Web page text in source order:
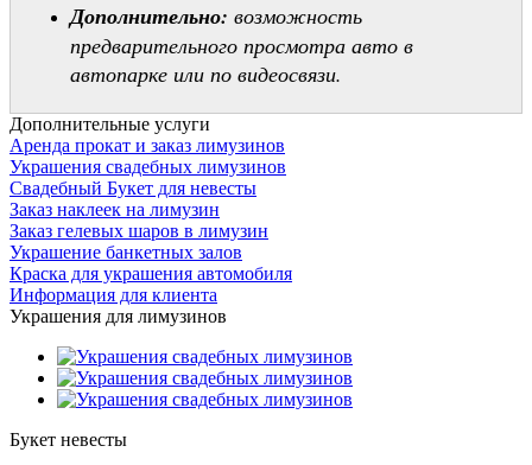
Дополнительно: возможность
предварительного просмотра авто в
автопарке или по видеосвязи.
Дополнительные услуги
Аренда прокат и заказ лимузинов
Украшения свадебных лимузинов
Свадебный Букет для невесты
Заказ наклеек на лимузин
Заказ гелевых шаров в лимузин
Украшение банкетных залов
Краска для украшения автомобиля
Информация для клиента
Украшения для лимузинов
Букет невесты